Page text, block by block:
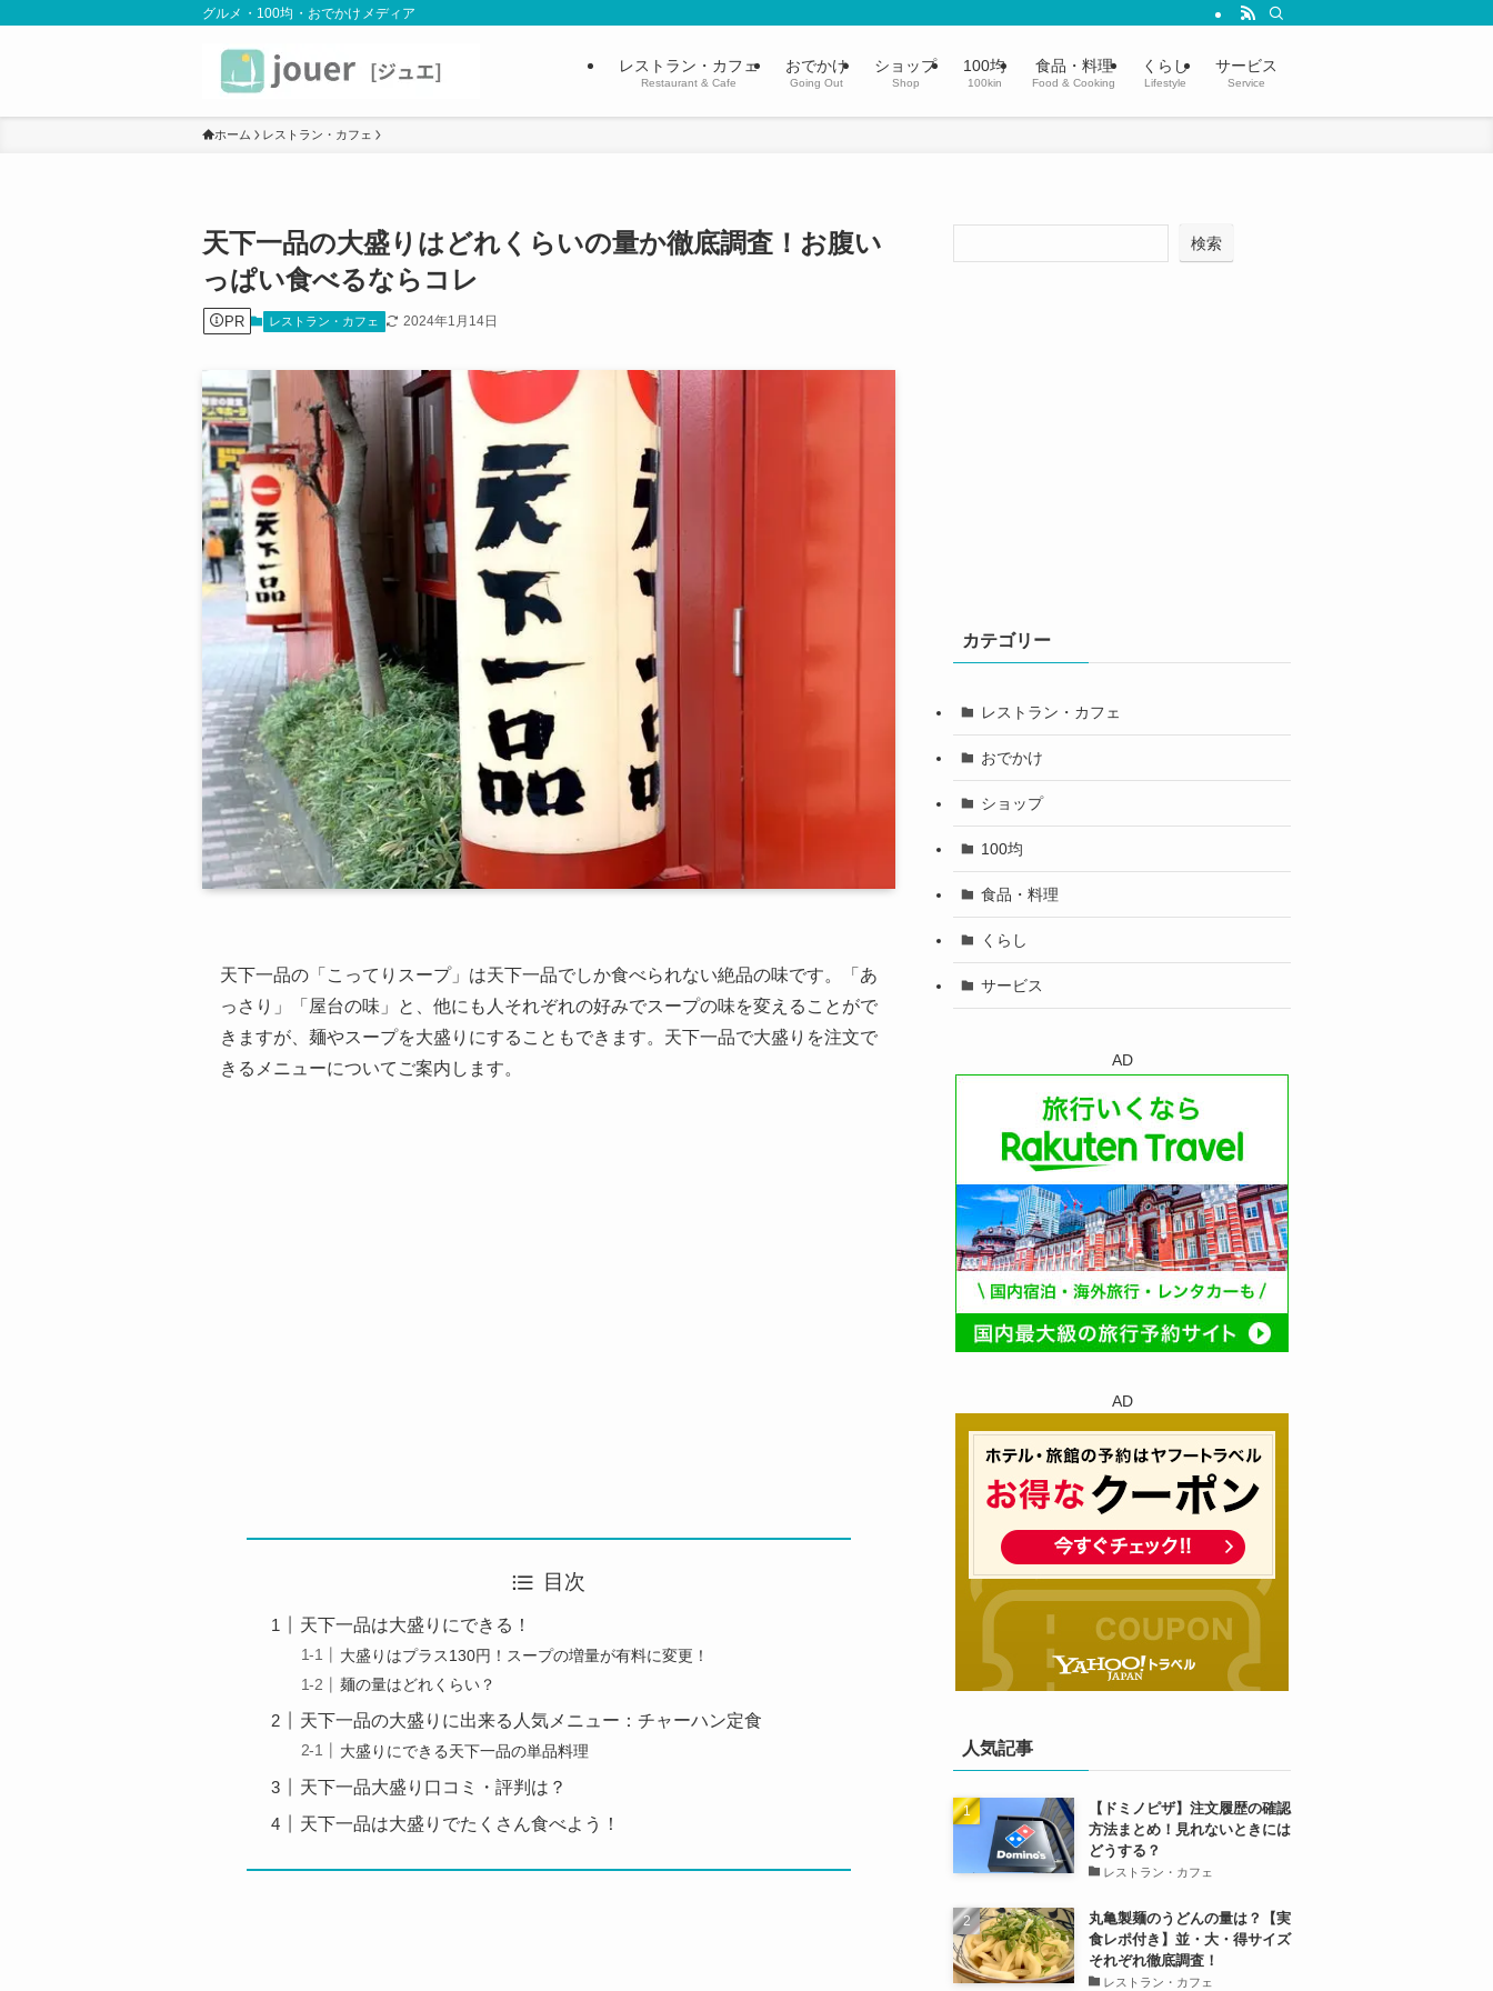
グルメ・100均・おでかけメディア
レストラン・カフェ
Restaurant & Cafe
おでかけ
Going Out
ショップ
Shop
100均
100kin
食品・料理
Food & Cooking
くらし
Lifestyle
サービス
Service
ホーム レストラン・カフェ
天下一品の大盛りはどれくらいの量か徹底調査！お腹い
っぱい食べるならコレ
PR レストラン・カフェ 2024年1月14日
天下一品の「こってりスープ」は天下一品でしか食べられない絶品の味です。「あ
っさり」「屋台の味」と、他にも人それぞれの好みでスープの味を変えることがで
きますが、麺やスープを大盛りにすることもできます。天下一品で大盛りを注文で
きるメニューについてご案内します。
目次
天下一品は大盛りにできる！
大盛りはプラス130円！スープの増量が有料に変更！
麺の量はどれくらい？
天下一品の大盛りに出来る人気メニュー：チャーハン定食
大盛りにできる天下一品の単品料理
天下一品大盛り口コミ・評判は？
天下一品は大盛りでたくさん食べよう！
検索
カテゴリー
レストラン・カフェ
おでかけ
ショップ
100均
食品・料理
くらし
サービス
AD
AD
人気記事
【ドミノピザ】注文履歴の確認
方法まとめ！見れないときには
どうする？
レストラン・カフェ
丸亀製麺のうどんの量は？【実
食レポ付き】並・大・得サイズ
それぞれ徹底調査！
レストラン・カフェ